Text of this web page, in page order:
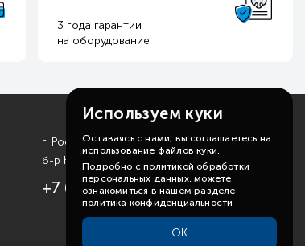
3 года гарантии
на оборудование
г. Ростов-на-Дону
б-р Комарова, д. 11
+7 (863) 310-99-19
Используем куки
Оставаясь с нами, вы соглашаетесь на
использование файлов куки.
Подробно с политикой обработки
персональных данных, можете
ознакомиться в нашем разделе
политика конфиденциальности
ОК